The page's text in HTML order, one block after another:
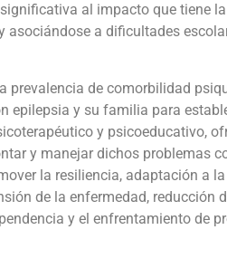
al impacto que tiene
a dificultades
prevalencia de comorbilidad
epilepsia y su familia para
y psicoeducativo,
y manejar dichos problemas
la resiliencia, adaptación a
de la enfermedad, reducción
y el enfrentamiento de